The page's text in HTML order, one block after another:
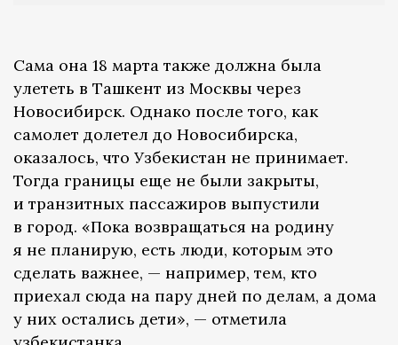
Сама она 18 марта также должна была
улететь в Ташкент из Москвы через
Новосибирск. Однако после того, как
самолет долетел до Новосибирска,
оказалось, что Узбекистан не принимает.
Тогда границы еще не были закрыты,
и транзитных пассажиров выпустили
в город. «Пока возвращаться на родину
я не планирую, есть люди, которым это
сделать важнее, — например, тем, кто
приехал сюда на пару дней по делам, а дома
у них остались дети», — отметила